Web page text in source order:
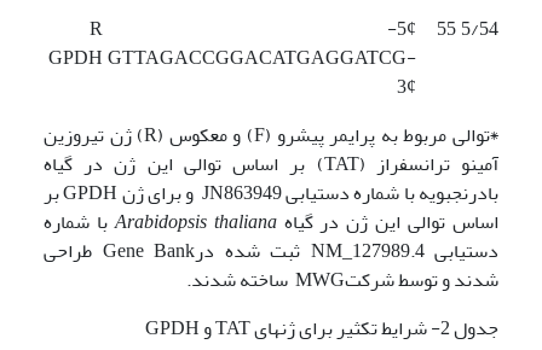
5/54
55
5¢-
GTTAGACCGGACATGAGGATCG-
3¢
R
GPDH
٭توالی مربوط به پرایمر پیشرو (F) و معکوس (R) ژن تیروزین
آمینو ترانسفراز (TAT) بر اساس توالی این ژن در گیاه
بادرنجبویه با شماره دستیابی JN863949 و برای ژن GPDH بر
اساس توالی این ژن در گیاهArabidopsis thalianaبا شماره
دستیابی NM_127989.4 ثبت شده درGene Bank طراحی
شدند و توسط شرکتMWG ساخته شدند.
جدول 2- شرایط تکثیر برای ژنهای TAT و GPDH